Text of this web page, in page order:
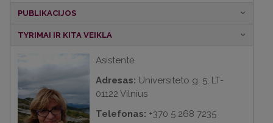
PUBLIKACIJOS
TYRIMAI IR KITA VEIKLA
Asistentė
Adresas: Universiteto g. 5, LT-
01122 Vilnius
Telefonas: +370 5 268 7235